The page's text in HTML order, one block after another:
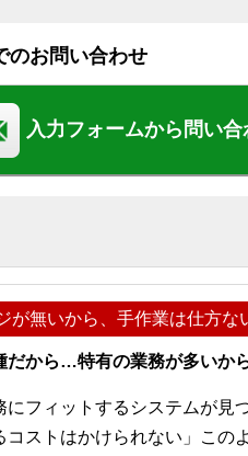
のお問い合わせ
入力フォームから問い合
が無いから、手作業は仕方な
だから…特有の業務が多い
にフィットするシステムが
コストはかけられない」この